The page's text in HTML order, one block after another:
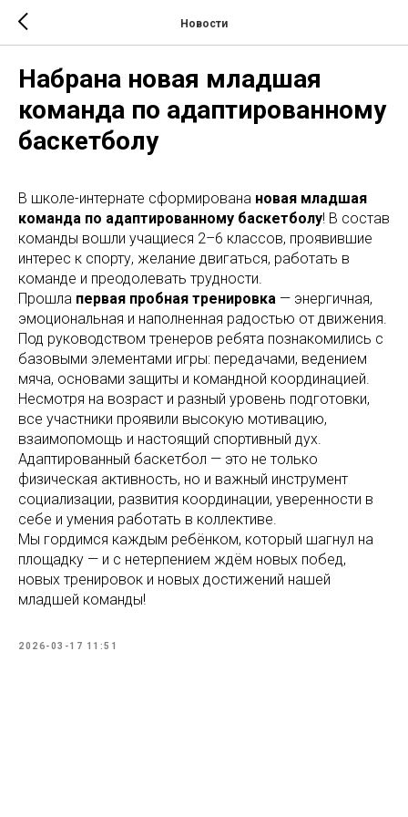
Новости
Набрана новая младшая
команда по адаптированному
баскетболу
В школе-интернате сформирована новая младшая
команда по адаптированному баскетболу! В состав
команды вошли учащиеся 2–6 классов, проявившие
интерес к спорту, желание двигаться, работать в
команде и преодолевать трудности.
Прошла первая пробная тренировка — энергичная,
эмоциональная и наполненная радостью от движения.
Под руководством тренеров ребята познакомились с
базовыми элементами игры: передачами, ведением
мяча, основами защиты и командной координацией.
Несмотря на возраст и разный уровень подготовки,
все участники проявили высокую мотивацию,
взаимопомощь и настоящий спортивный дух.
Адаптированный баскетбол — это не только
физическая активность, но и важный инструмент
социализации, развития координации, уверенности в
себе и умения работать в коллективе.
Мы гордимся каждым ребёнком, который шагнул на
площадку — и с нетерпением ждём новых побед,
новых тренировок и новых достижений нашей
младшей команды!
2026-03-17 11:51